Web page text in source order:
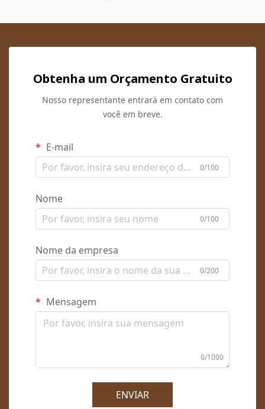
Obtenha um Orçamento Gratuito
Nosso representante entrará em contato com
você em breve.
E-mail
0/100
Nome
0/100
Nome da empresa
0/200
Mensagem
0/1000
ENVIAR